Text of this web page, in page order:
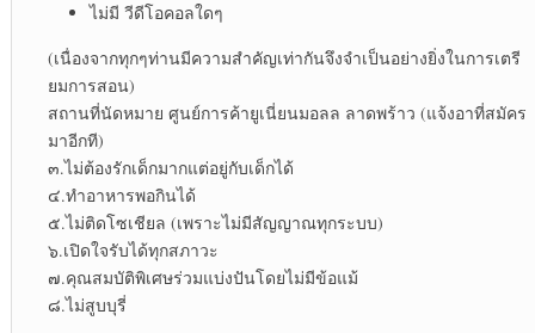
ไม่มี วีดีโอคอลใดๆ
(เนื่องจากทุกๆท่านมีความสำคัญเท่ากันจึงจำเป็นอย่างยิ่งในการเตรี
ยมการสอน)
สถานที่นัดหมาย ศูนย์การค้ายูเนี่ยนมอลล ลาดพร้าว (แจ้งอาที่สมัคร
มาอีกที)
๓.ไม่ต้องรักเด็กมากแต่อยู่กับเด็กได้
๔.ทำอาหารพอกินได้
๕.ไม่ติดโซเชียล (เพราะไม่มีสัญญาณทุกระบบ)
๖.เปิดใจรับได้ทุกสภาวะ
๗.คุณสมบัติพิเศษร่วมแบ่งปันโดยไม่มีข้อแม้
๘.ไม่สูบบุรี่